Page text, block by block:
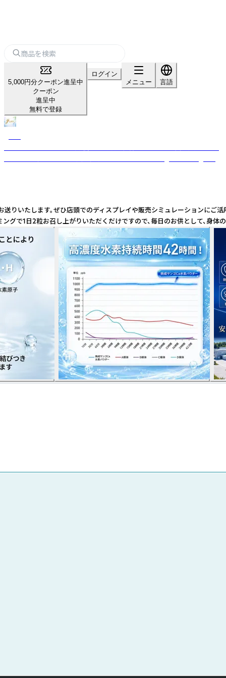
5,000円分クーポン進呈中
クーポン
進呈中
無料で登録
ログイン
メニュー
言語
します。ぜひ店頭でのディスプレイや販売シミュレーションに
で1日2粒お召し上がりいただくだけですので、毎日のお供として、身